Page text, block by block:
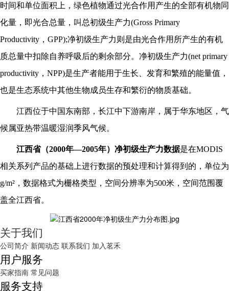
时间和单位面积上，绿色植物通过光合作用产生的全部有机物同
化量，即光合总量，叫总初级生产力(Gross Primary
Productivity，GPP);净初级生产力则是由光合作用所产生的有机
质总量中扣除自养呼吸后的剩余部分。净初级生产力(net primary
productivity，NPP)是生产者能用于生长、发育和繁殖的能量值，
也是生态系统中其他生物成员生存和繁衍的物质基础。
江西位于中国东南部，长江中下游南岸，属于华东地区，气
候属亚热带温暖湿润季风气候。
江西省（2000年—2005年） 净初级生产力数据是在MODIS
相关系列产品的基础上进行数据的预处理和计算得到的，单位为
g/m²，数据格式为栅格类型，空间分辨率为500米，空间范围覆
盖全江西省。
关于我们
公司简介 新闻动态 联系我们 加入茗禾
用户服务
买家指南 常见问题
服务支持